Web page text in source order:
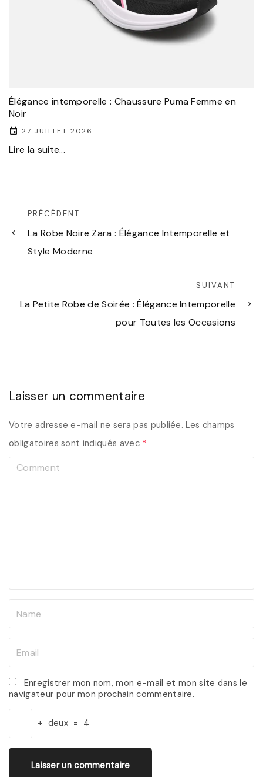
Élégance intemporelle : Chaussure Puma Femme en
Noir
27 JUILLET 2026
Lire la suite...
PRÉCÉDENT
La Robe Noire Zara : Élégance Intemporelle et
Style Moderne
SUIVANT
La Petite Robe de Soirée : Élégance Intemporelle
pour Toutes les Occasions
Laisser un commentaire
Votre adresse e-mail ne sera pas publiée. Les champs
obligatoires sont indiqués avec *
*
a
i
Enregistrer mon nom, mon e-mail et mon site dans le
navigateur pour mon prochain commentaire.
+ deux = 4